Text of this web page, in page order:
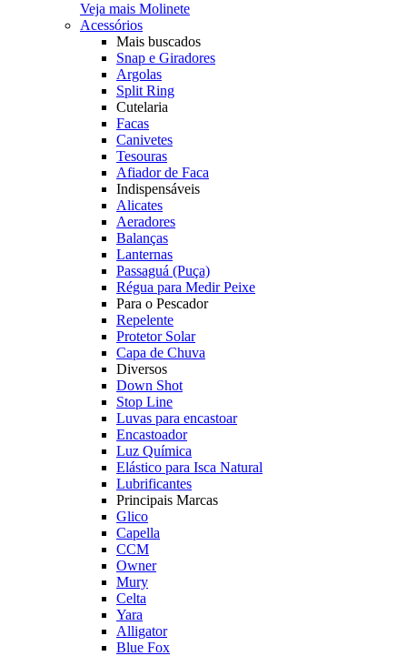
Veja mais Molinete
Acessórios
Mais buscados
Snap e Giradores
Argolas
Split Ring
Cutelaria
Facas
Canivetes
Tesouras
Afiador de Faca
Indispensáveis
Alicates
Aeradores
Balanças
Lanternas
Passaguá (Puça)
Régua para Medir Peixe
Para o Pescador
Repelente
Protetor Solar
Capa de Chuva
Diversos
Down Shot
Stop Line
Luvas para encastoar
Encastoador
Luz Química
Elástico para Isca Natural
Lubrificantes
Principais Marcas
Glico
Capella
CCM
Owner
Mury
Celta
Yara
Alligator
Blue Fox